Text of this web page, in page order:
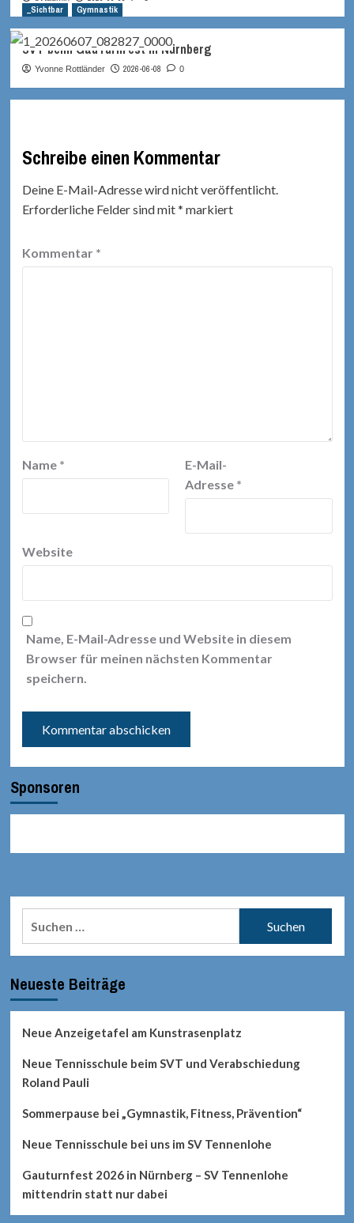
_Sichtbar Gymnastik
SVT beim GauTurnFest in Nürnberg
Yvonne Rottländer 2026-06-08 0
Schreibe einen Kommentar
Deine E-Mail-Adresse wird nicht veröffentlicht.
Erforderliche Felder sind mit* markiert
Kommentar *
Name *
E-Mail-
Adresse *
Website
Name, E-Mail-Adresse und Website in diesem
Browser für meinen nächsten Kommentar
speichern.
Sponsoren
Neueste Beiträge
Neue Anzeigetafel am Kunstrasenplatz
Neue Tennisschule beim SVT und Verabschiedung
Roland Pauli
Sommerpause bei „Gymnastik, Fitness, Prävention“
Neue Tennisschule bei uns im SV Tennenlohe
Gauturnfest 2026 in Nürnberg – SV Tennenlohe
mittendrin statt nur dabei